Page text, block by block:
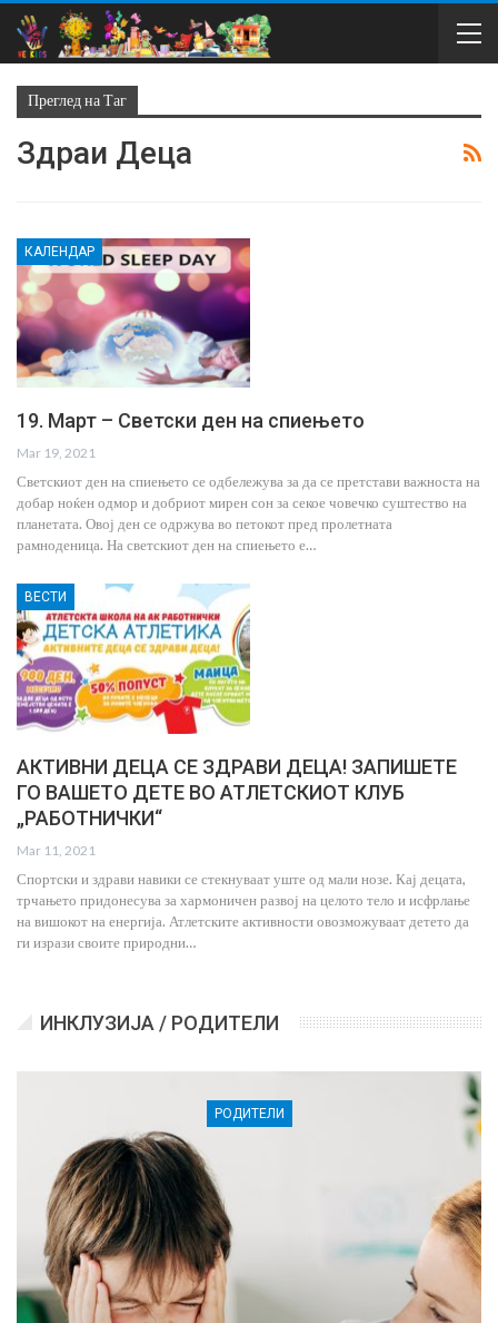
Преглед на Таг
Здраи Деца
КАЛЕНДАР
19. Март – Светски ден на спиењето
Mar 19, 2021
Светскиот ден на спиењето се одбележува за да се претстави важноста на
добар ноќен одмор и добриот мирен сон за секое човечко суштество на
планетата. Овој ден се одржува во петокот пред пролетната
рамноденица. На светскиот ден на спиењето е…
ВЕСТИ
АКТИВНИ ДЕЦА СЕ ЗДРАВИ ДЕЦА! ЗАПИШЕТЕ
ГО ВАШЕТО ДЕТЕ ВО АТЛЕТСКИОТ КЛУБ
„РАБОТНИЧКИ“
Mar 11, 2021
Спортски и здрави навики се стекнуваат уште од мали нозе. Кај децата,
трчањето придонесува за хармоничен развој на целото тело и исфрлање
на вишокот на енергија. Атлетските активности овозможуваат детето да
ги изрази своите природни…
ИНКЛУЗИЈА / РОДИТЕЛИ
РОДИТЕЛИ